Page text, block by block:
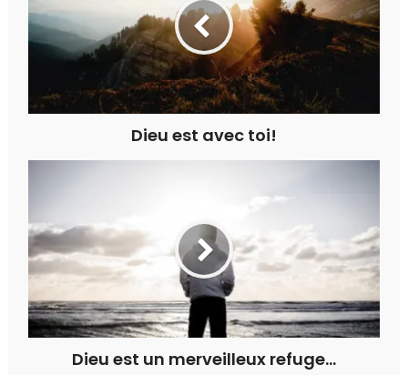
Dieu est avec toi!
Dieu est un merveilleux refuge…